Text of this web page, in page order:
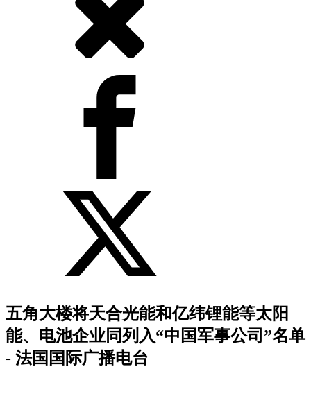
五角大楼将天合光能和亿纬锂能等太阳
能、电池企业同列入“中国军事公司”名单
- 法国国际广播电台